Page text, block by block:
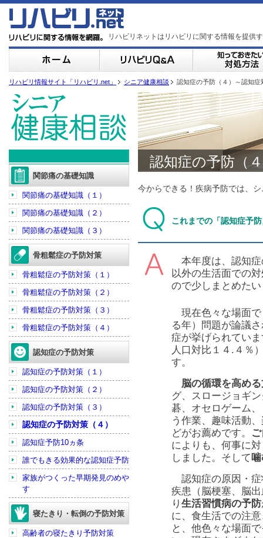
リハビリネットはリハビリに関する情報を提供
リハビリ情報サイト「リハビリ.net」 シニア健康相談 認知症の予防（４）～認知
関節痛の基礎知識
関節痛の基礎知識（１）
関節痛の基礎知識（２）
関節痛の基礎知識（３）
骨粗鬆症の予防対策
骨粗鬆症の予防対策（１）
骨粗鬆症の予防対策（２）
骨粗鬆症の予防対策（３）
骨粗鬆症の予防対策（４）
認知症の予防対策
認知症の予防対策（１）
認知症の予防対策（２）
認知症の予防対策（３）
認知症の予防対策（４）
認知症予防10ヵ条
誰でもきる効果的な認知症予防
家族がつくった早期発見のめや
す
寝たきり・転倒の予防対策
高齢者の寝たきり予防対策
認知症の予防（
今からできる！疾病予防では、
これまでの「認知症予
本年度は、 認知
以外の生活面での
ので少しまとめた
現在色々な場面で
る年）問題が論議
症が挙げられてい
人口対比１４.４％
す。
脳の循環を高め
グ、スロージョギ
碁、オセロゲーム
う作業、趣味活動
どがお薦めです。
によりも、何事に
しました。そして
認知症の原因・症
疾患（脳梗塞、脳
り 生活習慣病の予防
に、食生活での注
と、他色々な場面